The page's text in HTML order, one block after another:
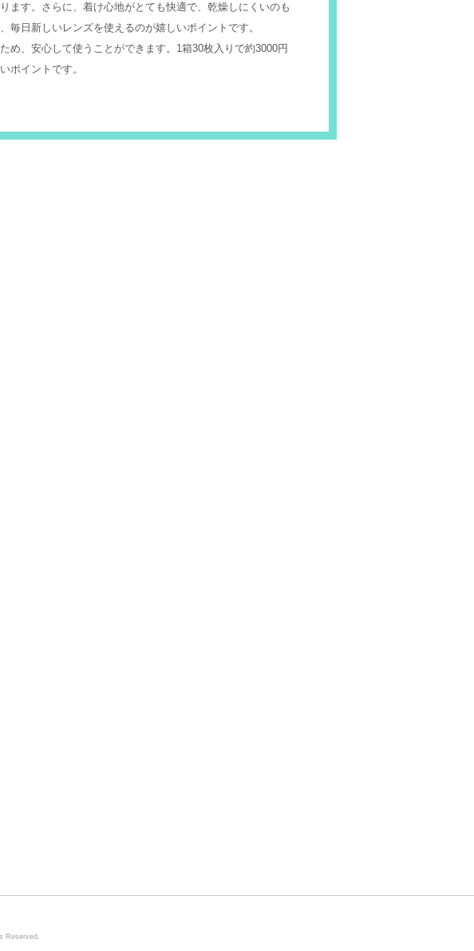
ます。さらに、着け心地がとても快適で、乾燥しにくいのも
毎日新しいレンズを使えるのが嬉しいポイントです。
め、安心して使うことができます。1箱30枚入りで約3000円
ポイントです。
Reserved.